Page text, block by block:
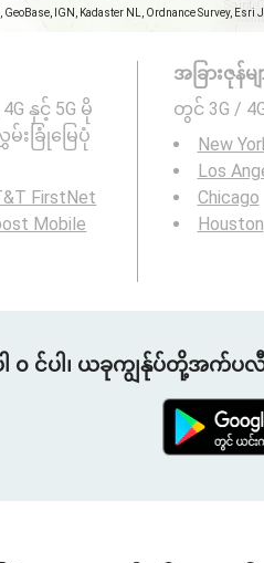
GeoBase, IGN, Kadaster NL, Ordnance Survey,
နှင့် 5G မို
ခြုံမြေပုံ
FirstNet
Mobile
အခြားဇုန်
တွင် 3G /
New
Los
Chicago
Houston
ါ ၀ င်ပါ၊ ယခုကျွန်ုပ်တို့အက်ပ